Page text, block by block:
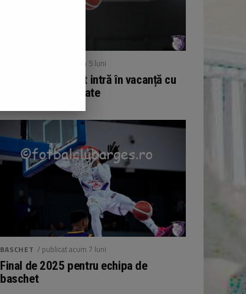
/ publicat acum 5 luni
Echipa de baschet intră în vacanță cu
11 victorii acumulate
BASCHET / publicat acum 7 luni
Final de 2025 pentru echipa de
baschet